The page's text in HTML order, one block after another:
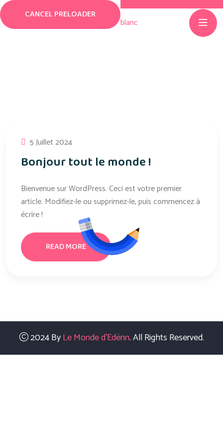
CANCEL PRELOADER
5 Juillet 2024
Bonjour tout le monde !
Bienvenue sur WordPress. Ceci est votre premier
article. Modifiez-le ou supprimez-le, puis commencez à
écrire !
READ MORE
2024 ByLe Monde d'Edënn. All Rights Reserved.